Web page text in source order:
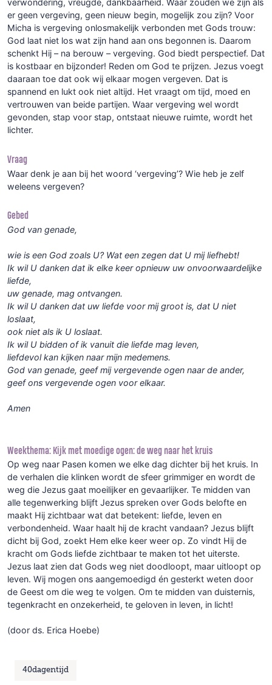
verwondering, vreugde, dankbaarheid. Waar zouden we zijn als
er geen vergeving, geen nieuw begin, mogelijk zou zijn? Voor
Micha is vergeving onlosmakelijk verbonden met Gods trouw:
God laat niet los wat zijn hand aan ons begonnen is. Daarom
schenkt Hij – na berouw – vergeving. God biedt perspectief. Dat
is kostbaar en bijzonder! Reden om God te prijzen. Jezus voegt
daaraan toe dat ook wij elkaar mogen vergeven. Dat is
spannend en lukt ook niet altijd. Het vraagt om tijd, moed en
vertrouwen van beide partijen. Waar vergeving wel wordt
gevonden, stap voor stap, ontstaat nieuwe ruimte, wordt het
lichter.
Vraag
Waar denk je aan bij het woord ‘vergeving’? Wie heb je zelf
weleens vergeven?
Gebed
God van genade,
wie is een God zoals U? Wat een zegen dat U mij liefhebt!
Ik wil U danken dat ik elke keer opnieuw uw onvoorwaardelijke
liefde,
uw genade, mag ontvangen.
Ik wil U danken dat uw liefde voor mij groot is, dat U niet
loslaat,
ook niet als ik U loslaat.
Ik wil U bidden of ik vanuit die liefde mag leven,
liefdevol kan kijken naar mijn medemens.
God van genade, geef mij vergevende ogen naar de ander,
geef ons vergevende ogen voor elkaar.
Amen
Weekthema: Kijk met moedige ogen: de weg naar het kruis
Op weg naar Pasen komen we elke dag dichter bij het kruis. In
de verhalen die klinken wordt de sfeer grimmiger en wordt de
weg die Jezus gaat moeilijker en gevaarlijker. Te midden van
alle tegenwerking blijft Jezus spreken over Gods belofte en
maakt Hij zichtbaar wat dat betekent: liefde, leven en
verbondenheid. Waar haalt hij de kracht vandaan? Jezus blijft
dicht bij God, zoekt Hem elke keer weer op. Zo vindt Hij de
kracht om Gods liefde zichtbaar te maken tot het uiterste.
Jezus laat zien dat Gods weg niet doodloopt, maar uitloopt op
leven. Wij mogen ons aangemoedigd én gesterkt weten door
de Geest om die weg te volgen. Om te midden van duisternis,
tegenkracht en onzekerheid, te geloven in leven, in licht!
(door ds. Erica Hoebe)
40dagentijd